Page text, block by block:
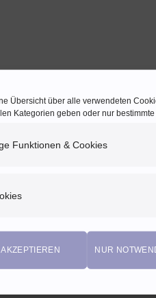
Übersicht über alle verwendeten
Kategorien geben oder nur bestimmte
Funktionen & Cookies
NUR
Einzigartige